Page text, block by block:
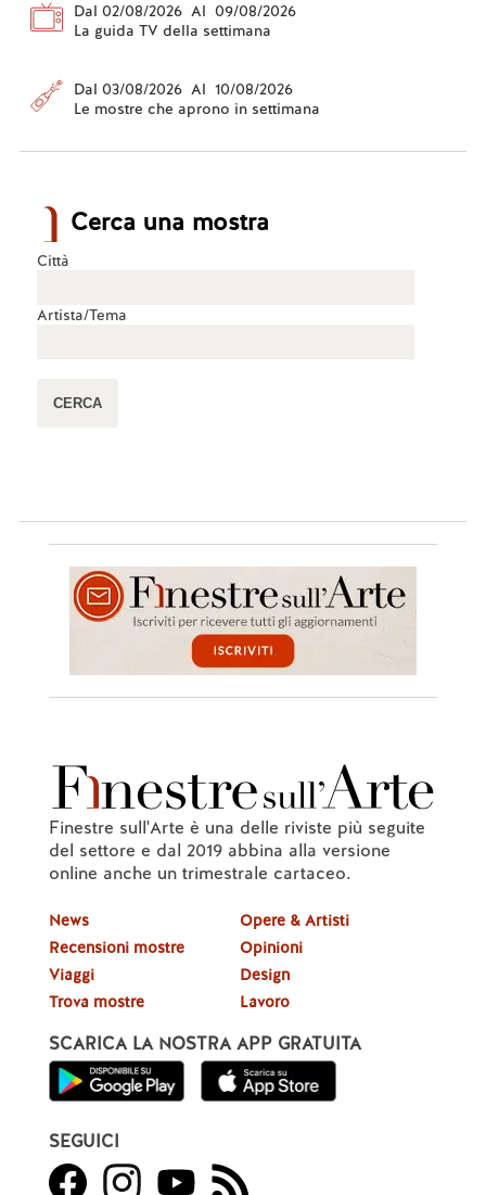
Dal 02/08/2026 Al 09/08/2026
La guida TV della settimana
Dal 03/08/2026 Al 10/08/2026
Le mostre che aprono in settimana
Cerca una mostra
Città
Artista/Tema
Finestre sull'Arte è una delle riviste più seguite
del settore e dal 2019 abbina alla versione
online anche un trimestrale cartaceo.
News
Recensioni mostre
Viaggi
Trova mostre
Opere & Artisti
Opinioni
Design
Lavoro
SCARICA LA NOSTRA APP GRATUITA
SEGUICI